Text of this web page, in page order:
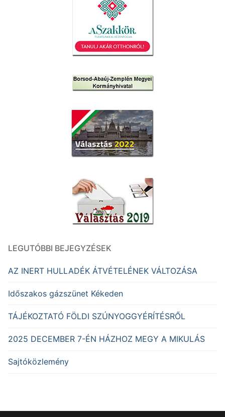
LEGUTÓBBI BEJEGYZÉSEK
AZ INERT HULLADÉK ÁTVÉTELÉNEK VÁLTOZÁSA
Időszakos gázszünet Kékeden
TÁJÉKOZTATÓ FÖLDI SZÚNYOGGYÉRÍTÉSRŐL
2025 DECEMBER 7-ÉN HÁZHOZ MEGY A MIKULÁS
Sajtóközlemény